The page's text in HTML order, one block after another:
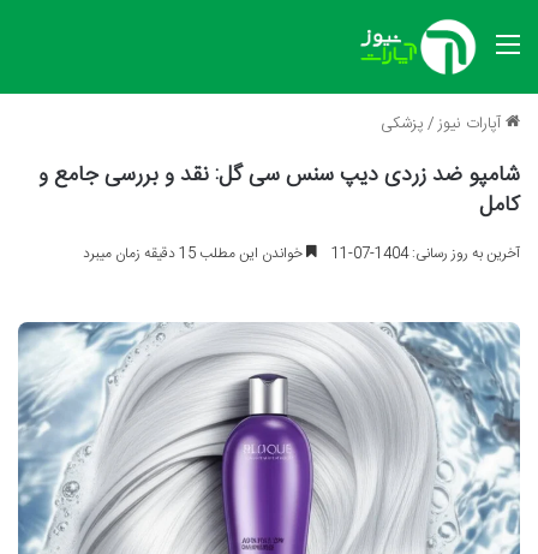
منو
آپارات نیوز/پزشکی
شامپو ضد زردی دیپ سنس سی گل: نقد و بررسی جامع و
کامل
آخرین به روز رسانی: 1404-07-11 خواندن این مطلب 15 دقیقه زمان میبرد